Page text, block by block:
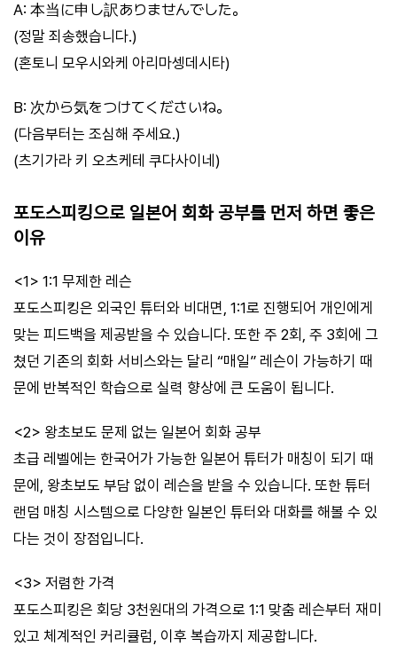
A: 本当に申し訳ありませんでした。
(정말 죄송했습니다.)
(혼토니 모우시와케 아리마셍데시타)
B: 次から気をつけてくださいね。
(다음부터는 조심해 주세요.)
(츠기가라 키 오츠케테 쿠다사이네)
포도스피킹으로 일본어 회화 공부를 먼저 하면 좋은
이유
<1> 1:1 무제한 레슨
포도스피킹은 외국인 튜터와 비대면, 1:1로 진행되어 개인에게
맞는 피드백을 제공받을 수 있습니다. 또한 주 2회, 주 3회에 그
쳤던 기존의 회화 서비스와는 달리 “매일” 레슨이 가능하기 때
문에 반복적인 학습으로 실력 향상에 큰 도움이 됩니다.
<2> 왕초보도 문제 없는 일본어 회화 공부
초급 레벨에는 한국어가 가능한 일본어 튜터가 매칭이 되기 때
문에, 왕초보도 부담 없이 레슨을 받을 수 있습니다. 또한 튜터
랜덤 매칭 시스템으로 다양한 일본인 튜터와 대화를 해볼 수 있
다는 것이 장점입니다.
<3> 저렴한 가격
포도스피킹은 회당 3천원대의 가격으로 1:1 맞춤 레슨부터 재미
있고 체계적인 커리큘럼, 이후 복습까지 제공합니다.